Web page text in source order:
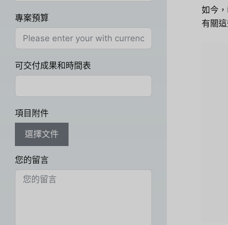
如今
有關
專案預算
可交付成果和時間表
項目附件
選擇文件
您的留言